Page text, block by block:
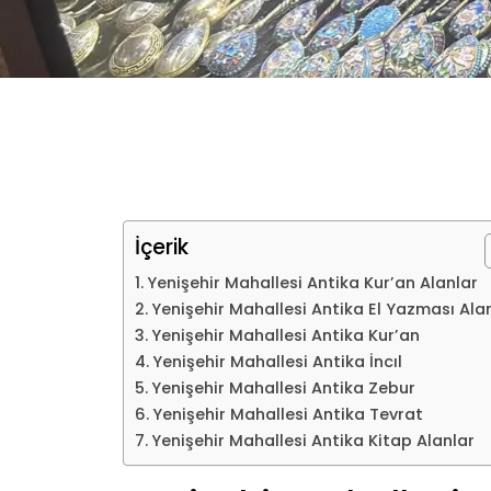
İçerik
Yenişehir Mahallesi Antika Kur’an Alanlar
Yenişehir Mahallesi Antika El Yazması
Yenişehir Mahallesi Antika Kur’an
Yenişehir Mahallesi Antika İncıl
Yenişehir Mahallesi Antika Zebur
Yenişehir Mahallesi Antika Tevrat
Yenişehir Mahallesi Antika Kitap Alanlar